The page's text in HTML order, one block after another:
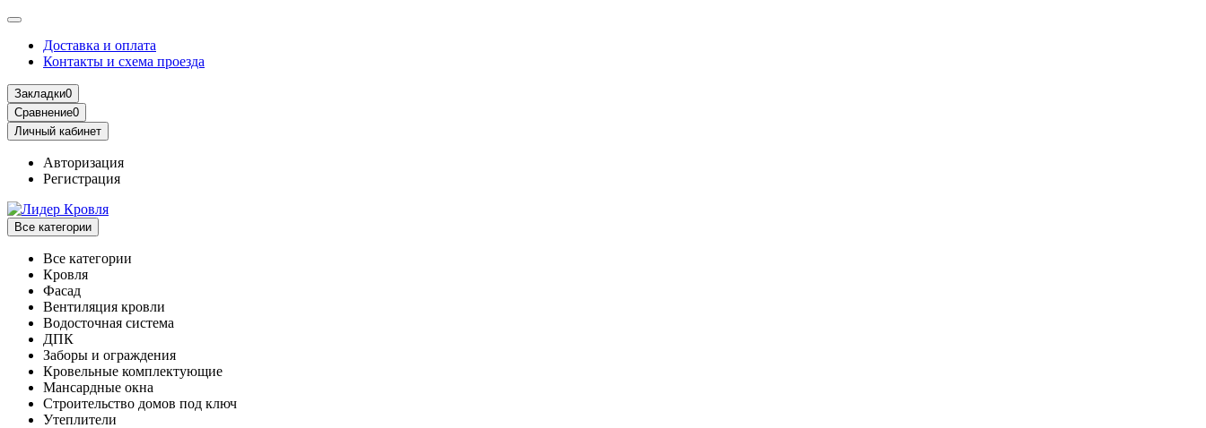
Доставка и оплата
Контакты и схема проезда
Закладки0
Сравнение0
Личный кабинет
Авторизация
Регистрация
Все категории
Все категории
Кровля
Фасад
Вентиляция кровли
Водосточная система
ДПК
Заборы и ограждения
Кровельные комплектующие
Мансардные окна
Строительство домов под ключ
Утеплители